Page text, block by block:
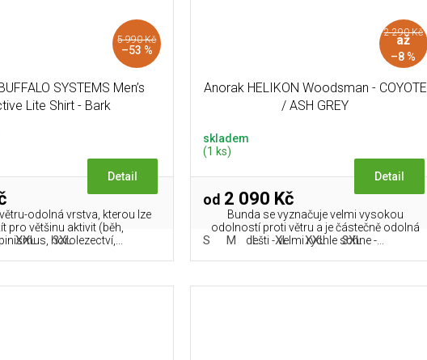
5 990 Kč
–53 %
SYSTEMS Men’s
Lite Shirt - Bark
Detail
odolná vrstva, kterou lze
pro většinu aktivit (běh,
horolezectví,...
XXL 3XL
2 290 Kč
až
–8 %
Anorak HELIKON Woodsman - COYOTE
/ ASH GREY
skladem
(1 ks)
od 2 090 Kč
Detail
Bunda se vyznačuje velmi vysokou
odolností proti větru a je částečně odolná
dešti - velmi rychle schne -...
S M L XL XXL 3XL